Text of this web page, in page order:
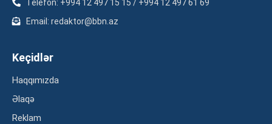
Telefon: +994 12 497 15 15 / +994 12 497 61 69
Email: redaktor@bbn.az
Keçidlər
Haqqımızda
Əlaqə
Reklam